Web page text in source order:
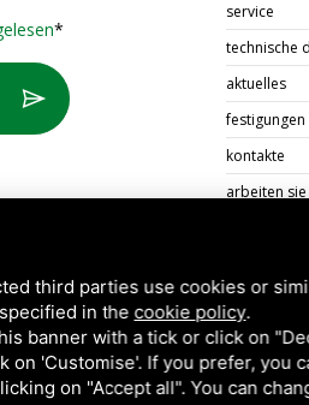
*
service
technische
aktuelles
festigungen
kontakte
arbeiten
Castel Guelfo di Bologna (BO)
third parties use cookies or
in the cookie policy.
banner with a tick or click on
on 'Customise'. If you prefer, you
on "Accept all". You can